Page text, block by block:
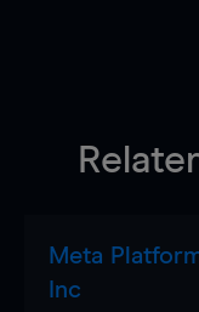
Meta
Inc